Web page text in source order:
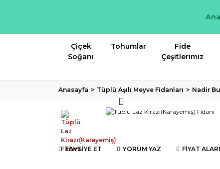
Çiçek
Soğanı
Tohumlar
Fide
Çeşitlerimiz
Anasayfa Tüplü Aşılı Meyve Fidanları Nadir
TAVSİYE ET YORUM YAZ FİYAT